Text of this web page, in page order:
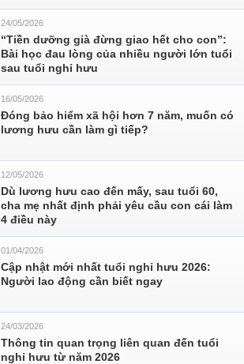
24/05/2026
“Tiền dưỡng già đừng giao hết cho con”:
Bài học đau lòng của nhiều người lớn tuổi
sau tuổi nghỉ hưu
16/05/2026
Đóng bảo hiểm xã hội hơn 7 năm, muốn có
lương hưu cần làm gì tiếp?
12/05/2026
Dù lương hưu cao đến mấy, sau tuổi 60,
cha mẹ nhất định phải yêu cầu con cái làm
4 điều này
01/04/2026
Cập nhật mới nhất tuổi nghỉ hưu 2026:
Người lao động cần biết ngay
24/03/2026
Thông tin quan trọng liên quan đến tuổi
nghỉ hưu từ năm 2026